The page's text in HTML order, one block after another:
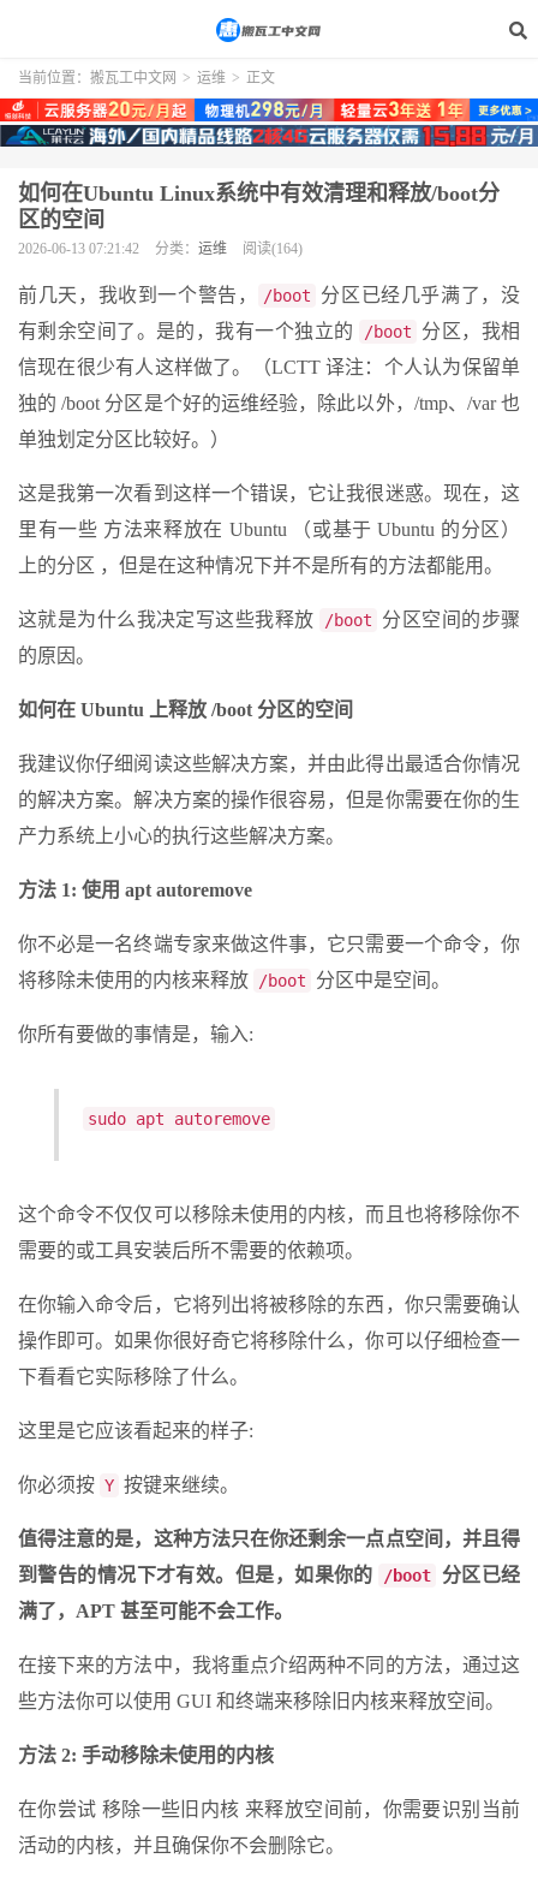
当前位置： 搬瓦工中文网 > 运维 > 正文
如何在Ubuntu Linux系统中有效清理和释放/boot分
区的空间
2026-06-13 07:21:42 分类： 运维 阅读(164)
前几天，我收到一个警告， /boot
分区已经几乎满了，没
有剩余空间了。是的，我有一个独立的
/boot
分区，我相
信现在很少有人这样做了。（LCTT 译注：个人认为保留单
独的 /boot 分区是个好的运维经验，除此以外，/tmp、/var 也
单独划定分区比较好。）
这是我第一次看到这样一个错误，它让我很迷惑。现在，这
里有一些 方法来释放在 Ubuntu （或基于 Ubuntu 的分区）
上的分区 ，但是在这种情况下并不是所有的方法都能用。
这就是为什么我决定写这些我释放 /boot
分区空间的步骤
的原因。
如何在 Ubuntu 上释放 /boot 分区的空间
我建议你仔细阅读这些解决方案，并由此得出最适合你情况
的解决方案。解决方案的操作很容易，但是你需要在你的生
产力系统上小心的执行这些解决方案。
方法 1: 使用 apt autoremove
你不必是一名终端专家来做这件事，它只需要一个命令，你
将移除未使用的内核来释放 /boot 分区中是空间。
你所有要做的事情是，输入:
sudo apt autoremove
这个命令不仅仅可以移除未使用的内核，而且也将移除你不
需要的或工具安装后所不需要的依赖项。
在你输入命令后，它将列出将被移除的东西，你只需要确认
操作即可。如果你很好奇它将移除什么，你可以仔细检查一
下看看它实际移除了什么。
这里是它应该看起来的样子:
你必须按 Y 按键来继续。
值得注意的是，这种方法只在你还剩余一点点空间，并且得
到警告的情况下才有效。但是，如果你的
/boot 分区已经
满了，APT 甚至可能不会工作。
在接下来的方法中，我将重点介绍两种不同的方法，通过这
些方法你可以使用 GUI 和终端来移除旧内核来释放空间。
方法 2: 手动移除未使用的内核
在你尝试 移除一些旧内核 来释放空间前，你需要识别当前
活动的内核，并且确保你不会删除它。